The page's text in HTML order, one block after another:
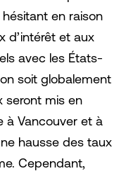
en raison
d’intérêt et aux
avec les États-
soit globalement
seront mis en
à Vancouver et à
hausse des taux
Cependant,